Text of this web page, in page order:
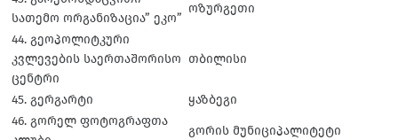
სათემო ორგანიზაცია” ეკო”
ოზურგეთი
44. გეოპოლიტკური
კვლევების საერთაშორისო
ცენტრი
თბილისი
45. გერგარტი
ყაზბეგი
46. გორელ ფოტოგრაფთა
გორის მუნიციპალიტეტი